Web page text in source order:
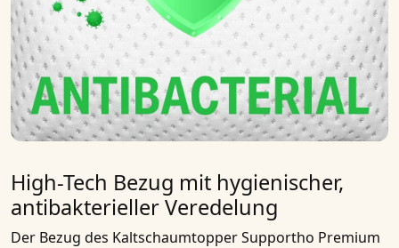
High-Tech Bezug mit hygienischer,
antibakterieller Veredelung
Der Bezug des Kaltschaumtopper Supportho Premium